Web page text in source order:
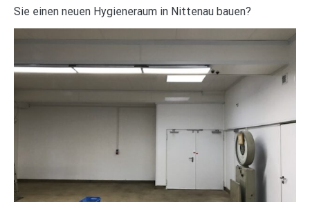
Sie einen neuen Hygieneraum in Nittenau bauen?